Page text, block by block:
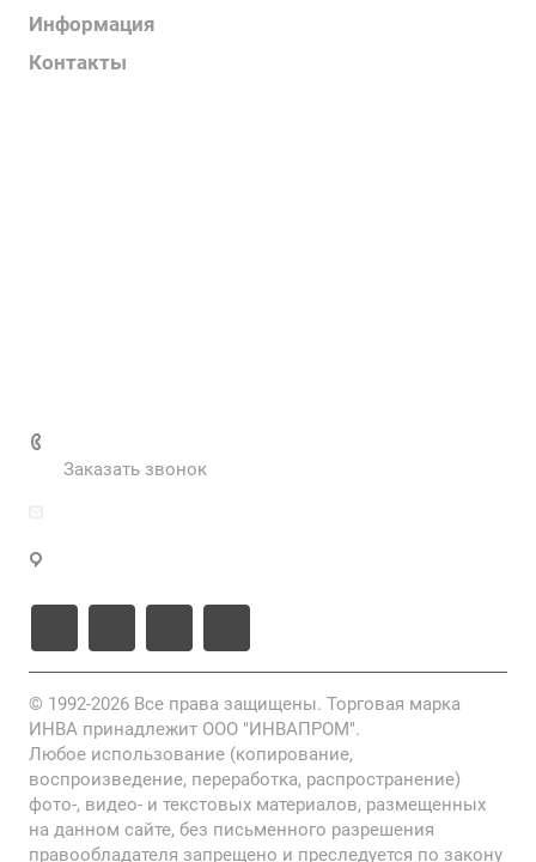
Информация
Контакты
Заказать звонок
© 1992-2026 Все права защищены. Торговая марка
ИНВА принадлежит ООО "ИНВАПРОМ".
Любое использование (копирование,
воспроизведение, переработка, распространение)
фото-, видео- и текстовых материалов, размещенных
на данном сайте, без письменного разрешения
правообладателя запрещено и преследуется по закону